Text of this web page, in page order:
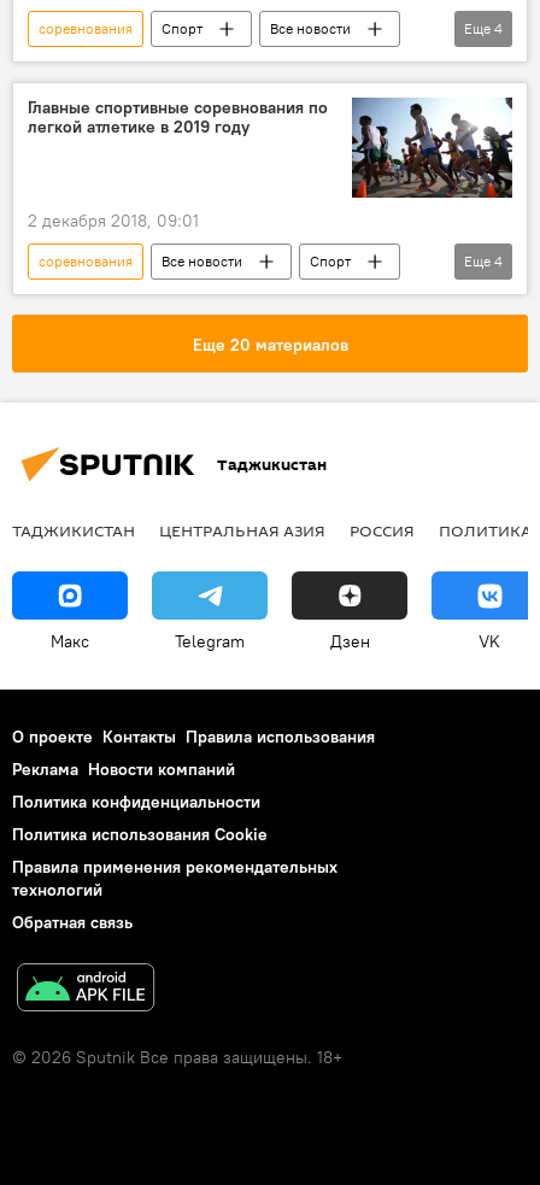
соревнования Спорт
Все новости
Таджикистан: свежие новости спорта
США
Еще 4
Главные спортивные соревнования по
легкой атлетике в 2019 году
2 декабря 2018, 09:01
соревнования Все новости
Спорт
турнир
чемпионат
Таджикистан
Еще 4
Еще 20 материалов
Таджикистан
ТАДЖИКИСТАН ЦЕНТРАЛЬНАЯ АЗИЯ РОССИЯ ПОЛИТИКА
Макс Telegram Дзен VK
О проекте Контакты Правила использования
Реклама Новости компаний
Политика конфиденциальности
Политика использования Cookie
Правила применения рекомендательных
технологий
Обратная связь
© 2026 Sputnik Все права защищены. 18+